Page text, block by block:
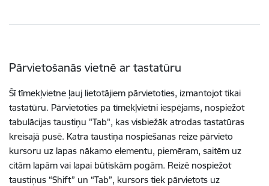
Pārvietošanās vietnē ar tastatūru
Šī tīmekļvietne ļauj lietotājiem pārvietoties, izmantojot tikai
tastatūru. Pārvietoties pa tīmekļvietni iespējams, nospiežot
tabulācijas taustiņu "Tab", kas visbiežāk atrodas tastatūras
kreisajā pusē. Katra taustiņa nospiešanas reize pārvieto
kursoru uz lapas nākamo elementu, piemēram, saitēm uz
citām lapām vai lapai būtiskām pogām. Reizē nospiežot
taustiņus “Shift” un “Tab”, kursors tiek pārvietots uz